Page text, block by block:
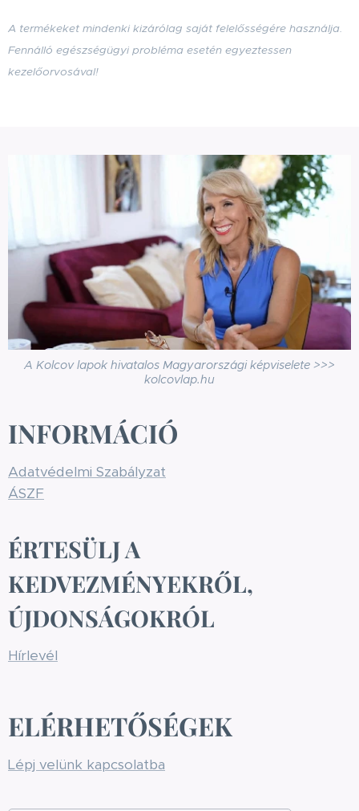
A termékeket mindenki kizárólag saját felelősségére használja.
Fennálló egészségügyi probléma esetén egyeztessen
kezelőorvosával!
A Kolcov lapok hivatalos Magyarországi képviselete >>>
kolcovlap.hu
INFORMÁCIÓ
Adatvédelmi Szabályzat
ÁSZF
ÉRTESÜLJ A
KEDVEZMÉNYEKRŐL,
ÚJDONSÁGOKRÓL
Hírlevél
ELÉRHETŐSÉGEK
Lépj velünk kapcsolatba